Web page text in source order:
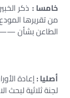
خامسا : ذكر
من تقريرها
الطاعن
أصليا :إعادة
لجنة ثلاثية لبحث